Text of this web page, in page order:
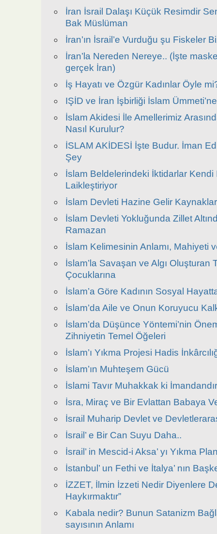
İran İsrail Dalaşı Küçük Resimdir
Bak Müslüman
İran’ın İsrail’e Vurduğu şu Fiskeler
İran’la Nereden Nereye.. (İşte
gerçek İran)
İş Hayatı ve Özgür Kadınlar Öyle
IŞİD ve İran İşbirliği İslam
İslam Akidesi İle Amellerimiz
Nasıl Kurulur?
İSLAM AKİDESİ İşte Budur. İman
Şey
İslam Beldelerindeki İktidarlar Kendi
Laikleştiriyor
İslam Devleti Hazine Gelir
İslam Devleti Yokluğunda Zillet
Ramazan
İslam Kelimesinin Anlamı, Mahiyeti
İslam’la Savaşan ve Algı Oluşturan
Çocuklarına
İslam’a Göre Kadının Sosyal
İslam’da Aile ve Onun Koruyucu
İslam’da Düşünce Yöntemi’nin
Zihniyetin Temel Öğeleri
İslam’ı Yıkma Projesi Hadis
İslam’ın Muhteşem Gücü
İslami Tavır Muhakkak ki İmandandır
İsra, Miraç ve Bir Evlattan Babaya
İsrail Muharip Devlet ve
İsrail’ e Bir Can Suyu Daha..
İsrail’ in Mescid-i Aksa’ yı Yıkma
İstanbul’ un Fethi ve İtalya’ nın
İZZET, İlmin İzzeti Nedir Diyenlere
Haykırmaktır”
Kabala nedir? Bunun Satanizm
sayısının Anlamı